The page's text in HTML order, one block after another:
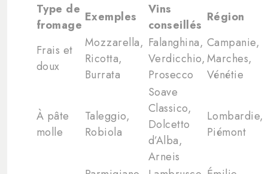
Type de
fromage
Exemples
Vins
conseillés
Région
Frais et
doux
Mozzarella,
Ricotta,
Burrata
Falanghina,
Verdicchio,
Prosecco
Campanie,
Marches,
Vénétie
À pâte
molle
Taleggio,
Robiola
Soave
Classico,
Dolcetto
d’Alba,
Arneis
Lombardie,
Piémont